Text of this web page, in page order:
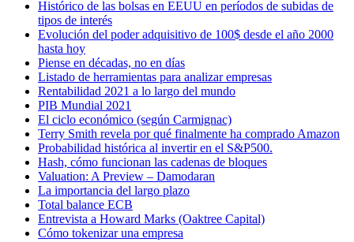
Histórico de las bolsas en EEUU en períodos de subidas de
tipos de interés
Evolución del poder adquisitivo de 100$ desde el año 2000
hasta hoy
Piense en décadas, no en días
Listado de herramientas para analizar empresas
Rentabilidad 2021 a lo largo del mundo
PIB Mundial 2021
El ciclo económico (según Carmignac)
Terry Smith revela por qué finalmente ha comprado Amazon
Probabilidad histórica al invertir en el S&P500.
Hash, cómo funcionan las cadenas de bloques
Valuation: A Preview – Damodaran
La importancia del largo plazo
Total balance ECB
Entrevista a Howard Marks (Oaktree Capital)
Cómo tokenizar una empresa